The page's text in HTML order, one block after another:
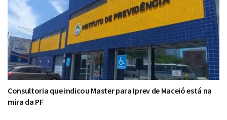
Consultoria que indicou Master para Iprev de Maceió está na
mira da PF